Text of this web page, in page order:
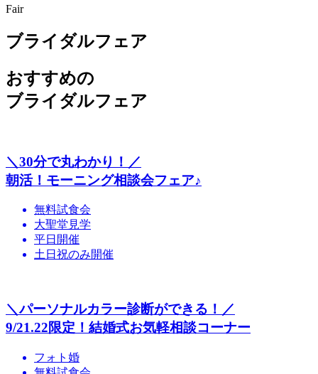
Fair
ブライダルフェア
おすすめの
ブライダルフェア
＼30分で丸わかり！／
朝活！モーニング相談会フェア♪
無料試食会
大聖堂見学
平日開催
土日祝のみ開催
＼パーソナルカラー診断ができる！／
9/21.22限定！結婚式お気軽相談コーナー
フォト婚